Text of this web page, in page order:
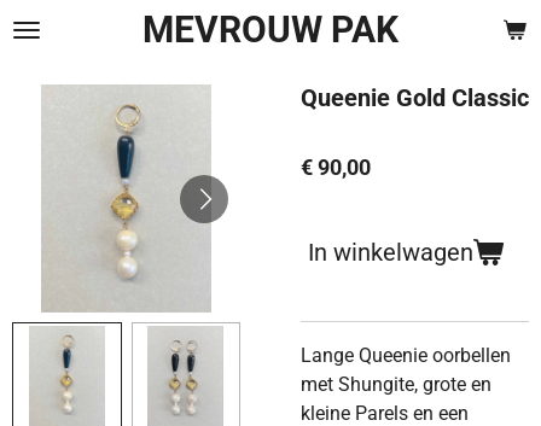
Ga
naar
hoofdinhoud
MEVROUW PAK
Queenie Gold Classic
€ 90,00
In winkelwagen
Lange Queenie oorbellen
met Shungite, grote en
kleine Parels en een